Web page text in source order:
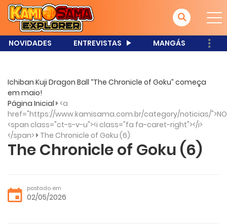
NOVIDADES ENTREVISTAS MANGÁS
Ichiban Kuji Dragon Ball “The Chronicle of Goku” começa
em maio!
Página Inicial <a
href="https://www.kamisama.com.br/category/noticias/
<span class="ct-s-v-u"><i class="fa fa-caret-right"></i>
</span> The Chronicle of Goku (6)
The Chronicle of Goku (6)
postado em
02/05/2026